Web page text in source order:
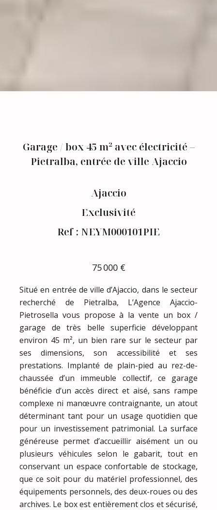
Garage / box 45 m² avec électricité –
Pietralba, entrée de ville Ajaccio
Ajaccio
Exclusivité
Ref : NEYM000101PIE
75 000 €
Situé en entrée de ville d’Ajaccio, dans le secteur
recherché de Pietralba, L’Agence Ajaccio-
Pietrosella vous propose à la vente un box /
garage de très belle superficie développant
environ 45 m², un bien rare sur le secteur par
ses dimensions, son accessibilité et ses
prestations. Implanté de plain-pied au rez-de-
chaussée d’un immeuble collectif, ce garage
bénéficie d’un accès direct et aisé, sans rampe
complexe ni manœuvre contraignante, un atout
déterminant tant pour un usage quotidien que
pour un investissement patrimonial. La surface
généreuse permet d’accueillir aisément un ou
plusieurs véhicules selon le gabarit, tout en
conservant un espace confortable de stockage,
que ce soit pour du matériel professionnel, des
équipements personnels, des deux-roues ou des
archives. Le box est entièrement clos et sécurisé,